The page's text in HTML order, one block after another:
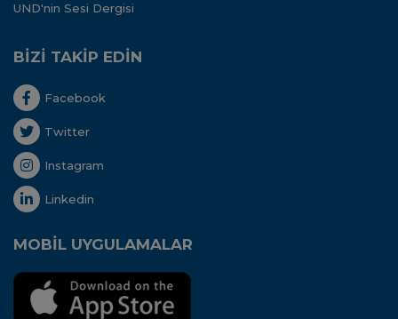
UND'nin Sesi Dergisi
BİZİ TAKİP EDİN
Facebook
Twitter
Instagram
Linkedin
MOBİL UYGULAMALAR